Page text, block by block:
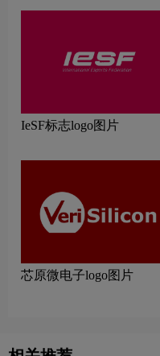
IeSF标志logo图片
芯原微电子logo图片